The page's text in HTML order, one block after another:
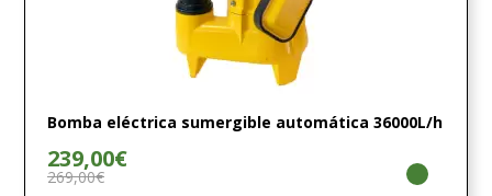
Bomba eléctrica sumergible automática 36000L/h
239,00€
269,00€